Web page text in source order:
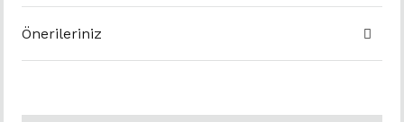
Önerileriniz